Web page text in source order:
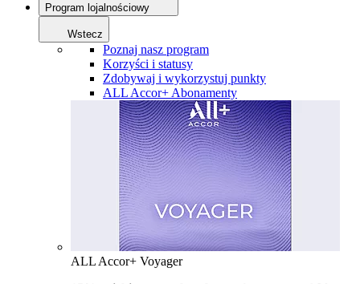
Program lojalnościowy
Wstecz
Poznaj nasz program
Korzyści i statusy
Zdobywaj i wykorzystuj punkty
ALL Accor+ Abonamenty
ALL Accor+ Voyager